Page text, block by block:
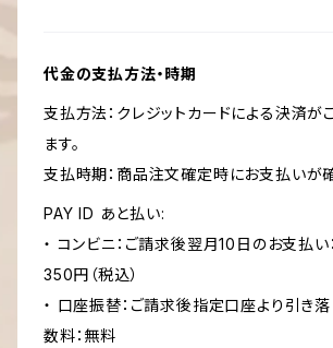
代金の支払方法・時期
支払方法：クレジットカードによる決済が
ます。
支払時期：商品注文確定時にお支払いが確
PAY ID あと払い:
・ コンビニ：ご請求後翌月10日のお支払い
350円（税込）
・ 口座振替：ご請求後指定口座より引き落
数料：無料